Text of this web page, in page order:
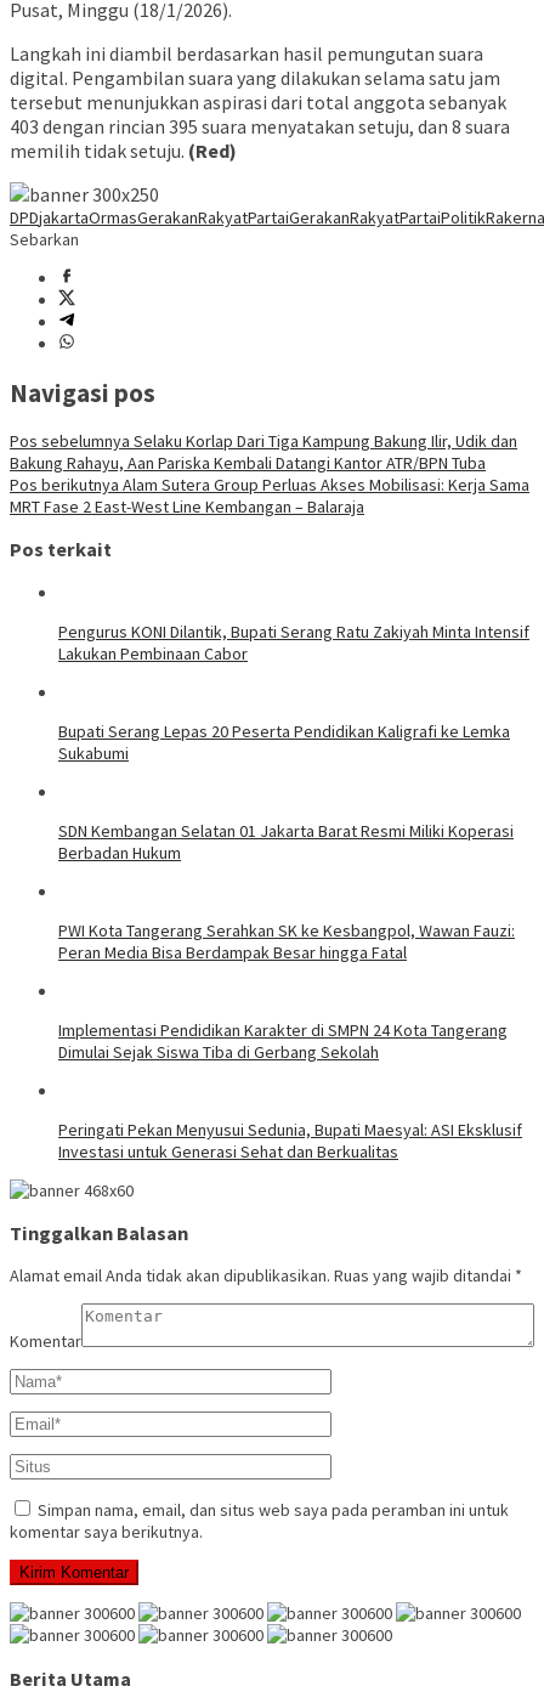
Pusat, Minggu (18/1/2026).
Langkah ini diambil berdasarkan hasil pemungutan suara
digital. Pengambilan suara yang dilakukan selama satu jam
tersebut menunjukkan aspirasi dari total anggota sebanyak
403 dengan rincian 395 suara menyatakan setuju, dan 8 suara
memilih tidak setuju. (Red)
DPDjakartaOrmasGerakanRakyatPartaiGerakanRakyatPartaiPolitik
Sebarkan
Navigasi pos
Pos sebelumnya Selaku Korlap Dari Tiga Kampung Bakung Ilir, Udik dan
Bakung Rahayu, Aan Pariska Kembali Datangi Kantor ATR/BPN Tuba
Pos berikutnya Alam Sutera Group Perluas Akses Mobilisasi: Kerja Sama
MRT Fase 2 East-West Line Kembangan – Balaraja
Pos terkait
Pengurus KONI Dilantik, Bupati Serang Ratu Zakiyah Minta Intensif
Lakukan Pembinaan Cabor
Bupati Serang Lepas 20 Peserta Pendidikan Kaligrafi ke Lemka
Sukabumi
SDN Kembangan Selatan 01 Jakarta Barat Resmi Miliki Koperasi
Berbadan Hukum
PWI Kota Tangerang Serahkan SK ke Kesbangpol, Wawan Fauzi:
Peran Media Bisa Berdampak Besar hingga Fatal
Implementasi Pendidikan Karakter di SMPN 24 Kota Tangerang
Dimulai Sejak Siswa Tiba di Gerbang Sekolah
Peringati Pekan Menyusui Sedunia, Bupati Maesyal: ASI Eksklusif
Investasi untuk Generasi Sehat dan Berkualitas
Tinggalkan Balasan
Alamat email Anda tidak akan dipublikasikan. Ruas yang wajib ditandai *
Komentar
Simpan nama, email, dan situs web saya pada peramban ini untuk
komentar saya berikutnya.
Berita Utama